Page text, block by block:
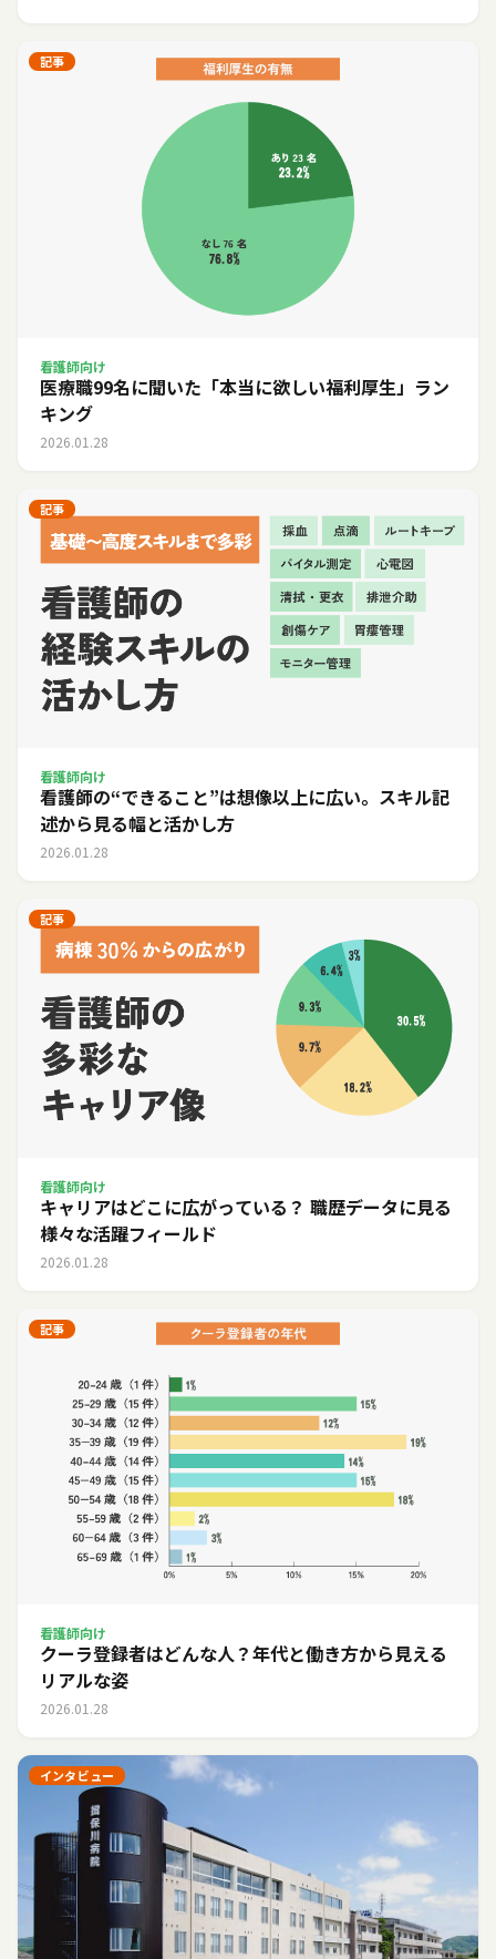
記事
看護師向け
医療職99名に聞いた「本当に欲しい福利厚生」ラン
キング
2026.01.28
記事
看護師向け
看護師の“できること”は想像以上に広い。スキル記
述から見る幅と活かし方
2026.01.28
記事
看護師向け
キャリアはどこに広がっている？ 職歴データに見る
様々な活躍フィールド
2026.01.28
記事
看護師向け
クーラ登録者はどんな人？年代と働き方から見える
リアルな姿
2026.01.28
インタビュー